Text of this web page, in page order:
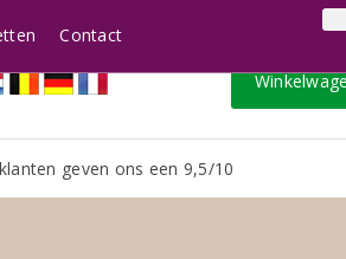
geven ons een 9,5/10
Contact